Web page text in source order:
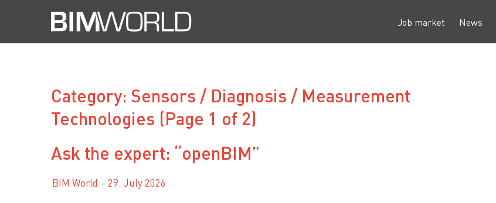
Job market News
Category: Sensors / Diagnosis / Measurement
Technologies (Page 1 of 2)
Ask the expert: “openBIM”
BIM World 29. July 2026